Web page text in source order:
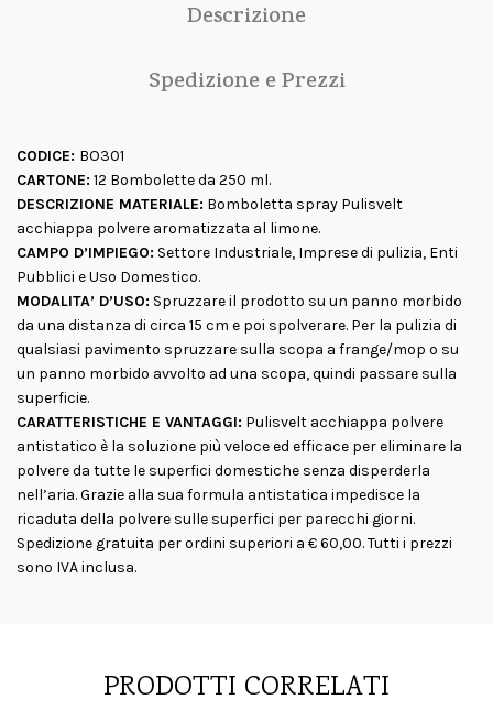
Descrizione
Spedizione e Prezzi
CODICE: BO301
CARTONE: 12 Bombolette da 250 ml.
DESCRIZIONE MATERIALE: Bomboletta spray Pulisvelt
acchiappa polvere aromatizzata al limone.
CAMPO D’IMPIEGO: Settore Industriale, Imprese di pulizia, Enti
Pubblici e Uso Domestico.
MODALITA’ D’USO: Spruzzare il prodotto su un panno morbido
da una distanza di circa 15 cm e poi spolverare. Per la pulizia di
qualsiasi pavimento spruzzare sulla scopa a frange/mop o su
un panno morbido avvolto ad una scopa, quindi passare sulla
superficie.
CARATTERISTICHE E VANTAGGI: Pulisvelt acchiappa polvere
antistatico è la soluzione più veloce ed efficace per eliminare la
polvere da tutte le superfici domestiche senza disperderla
nell’aria. Grazie alla sua formula antistatica impedisce la
ricaduta della polvere sulle superfici per parecchi giorni.
Spedizione gratuita per ordini superiori a € 60,00. Tutti i prezzi
sono IVA inclusa.
PRODOTTI CORRELATI